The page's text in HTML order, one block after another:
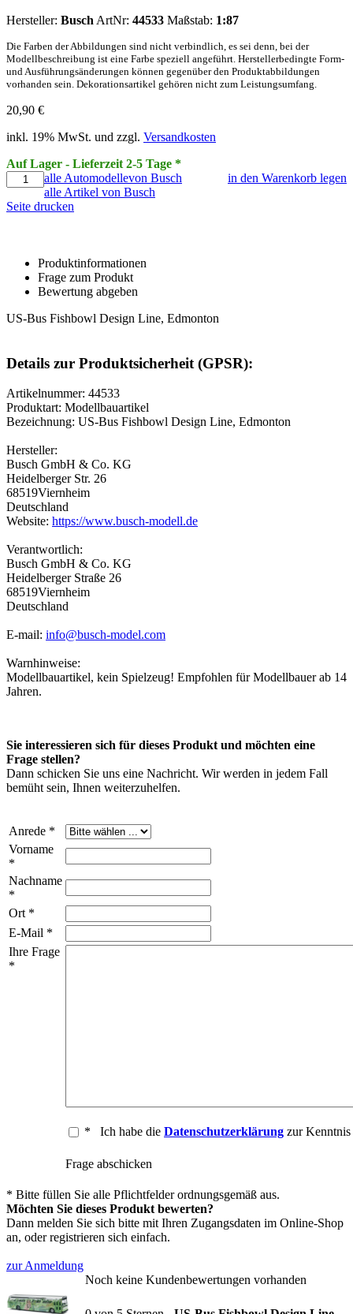
Hersteller: Busch ArtNr: 44533 Maßstab: 1:87
Die Farben der Abbildungen sind nicht verbindlich, es sei denn, bei der
Modellbeschreibung ist eine Farbe speziell angeführt. Herstellerbedingte Form-
und Ausführungsänderungen können gegenüber den Produktabbildungen
vorhanden sein. Dekorationsartikel gehören nicht zum Leistungsumfang.
20,90 €
inkl. 19% MwSt. und zzgl. Versandkosten
Auf Lager - Lieferzeit 2-5 Tage *
in den Warenkorb legen
alle Automodellevon Busch
alle Artikel von Busch
Seite drucken
Produktinformationen
Frage zum Produkt
Bewertung abgeben
US-Bus Fishbowl Design Line, Edmonton
Details zur Produktsicherheit (GPSR):
Artikelnummer: 44533
Produktart: Modellbauartikel
Bezeichnung: US-Bus Fishbowl Design Line, Edmonton
Hersteller:
Busch GmbH & Co. KG
Heidelberger Str. 26
68519Viernheim
Deutschland
Website: https://www.busch-modell.de
Verantwortlich:
Busch GmbH & Co. KG
Heidelberger Straße 26
68519Viernheim
Deutschland
E-mail: info@busch-model.com
Warnhinweise:
Modellbauartikel, kein Spielzeug! Empfohlen für Modellbauer ab 14
Jahren.
Sie interessieren sich für dieses Produkt und möchten eine
Frage stellen?
Dann schicken Sie uns eine Nachricht. Wir werden in jedem Fall
bemüht sein, Ihnen weiterzuhelfen.
Anrede *
Vorname
*
Nachname
*
Ort *
E-Mail *
Ihre Frage
*
* Ich habe die Datenschutzerklärung zur Kenntnis
Frage abschicken
* Bitte füllen Sie alle Pflichtfelder ordnungsgemäß aus.
Möchten Sie dieses Produkt bewerten?
Dann melden Sie sich bitte mit Ihren Zugangsdaten im Online-Shop
an, oder registrieren sich einfach.
zur Anmeldung
Noch keine Kundenbewertungen vorhanden